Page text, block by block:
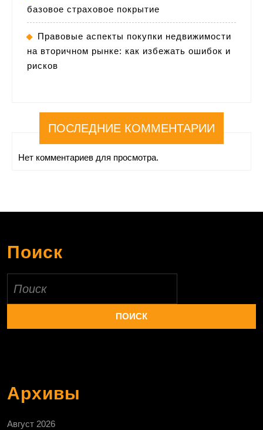
базовое страховое покрытие
Правовые аспекты покупки недвижимости
на вторичном рынке: как избежать ошибок и
рисков
ПОСЛЕДНИЕ КОММЕНТАРИИ
Нет комментариев для просмотра.
Поиск
Архивы
Август 2026